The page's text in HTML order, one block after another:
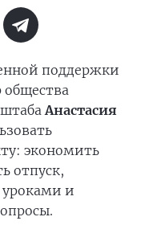
поддержки
общества
штабаАнастасия
экономить
отпуск,
уроками и